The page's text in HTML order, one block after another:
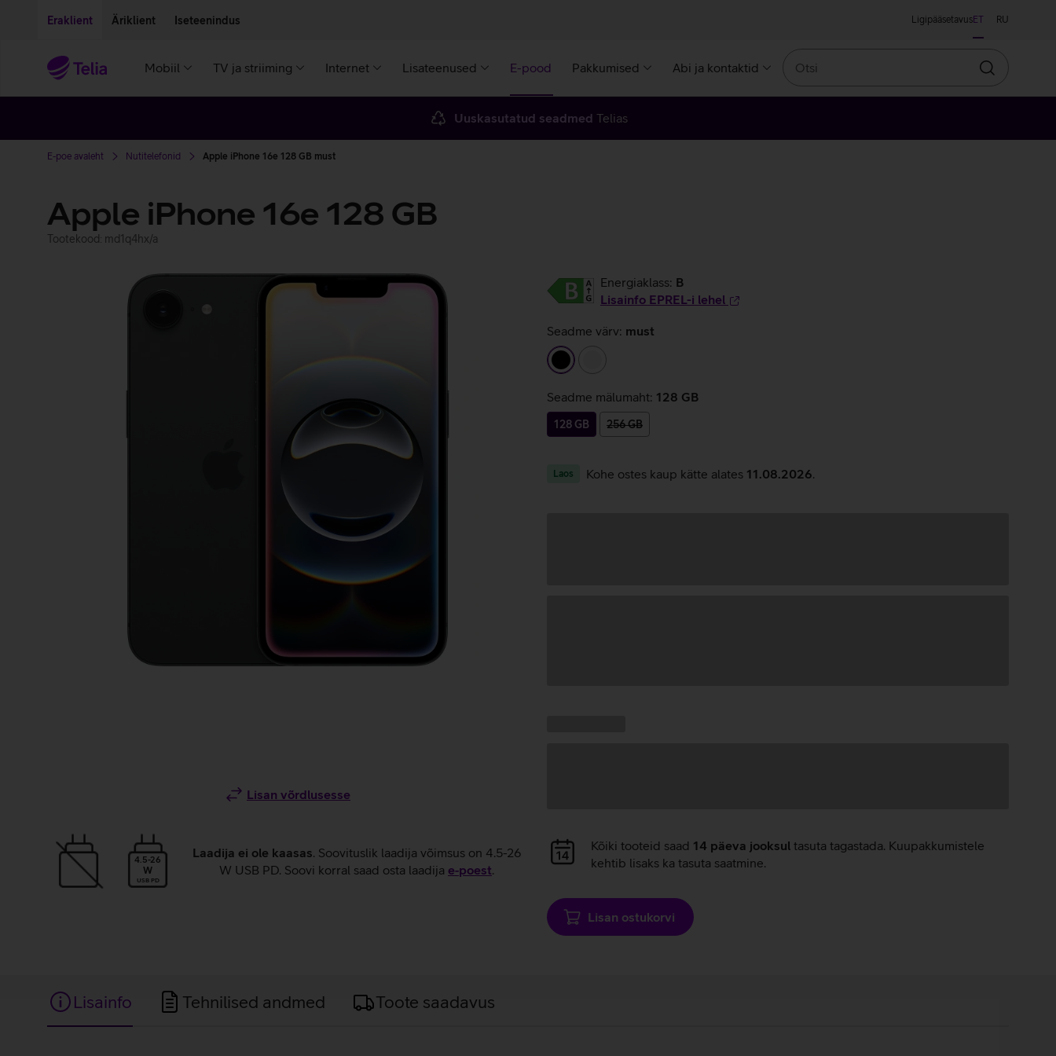
Eraklient Äriklient Iseteenindus LigipääsetavusET RU
Mobiil TV ja striiming Internet Lisateenused E-pood Pakkumised Abi ja kontaktid
Otsin
Uuskasutatud seadmed Telias
E-poe avaleht Nutitelefonid Apple iPhone 16e 128 GB must
Apple iPhone 16e 128 GB
Tootekood: md1q4hx/a
Lisan võrdlusesse
4.5-26
W
USB PD
Laadija ei ole kaasas. Soovituslik laadija võimsus on 4.5-26
W USB PD. Soovi korral saad osta laadija e‑poest.
Energiaklass: B
Lisainfo EPREL-i lehel
Seadme värv: must
must
Seadme mälumaht: 128 GB
128 GB 256 GB
Laos Kohe ostes kaup kätte alates 11.08.2026
Andmete
laadimine
Kõiki tooteid saad 14 päeva jooksul tasuta tagastada. Kuupakkumistele
kehtib lisaks ka tasuta saatmine.
Lisan ostukorvi
Lisainfo Tehnilised andmed Toote saadavus